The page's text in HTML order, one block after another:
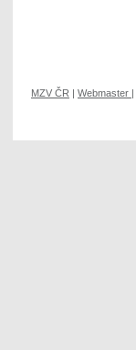
MZV ČR | Webmaster |